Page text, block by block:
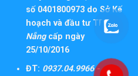
số 0401800973 do Sở Kế
hoạch và đầu tư TPĐà
Nẵngcấp ngày
25/10/2016
ĐT: 0937.04.9966 -